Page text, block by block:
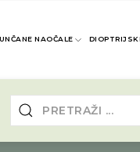
NAOČALE